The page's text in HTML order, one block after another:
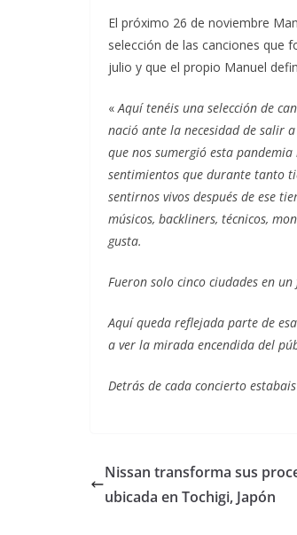
El próximo 26 de noviembre
selección de las canciones que
julio y que el propio Manuel
« Aquí tenéis una selección de
nació ante la necesidad de salir
que nos sumergió esta
sentimientos que durante tanto
sentirnos vivos después de ese
músicos, backliners, técnicos,
gusta.
Fueron solo cinco ciudades en
Aquí queda reflejada parte de
a ver la mirada encendida del
Detrás de cada concierto
Nissan transforma sus
ubicada en Tochigi, Japón